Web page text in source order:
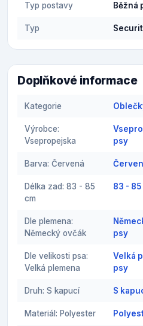
Typ postavy Běžná
Typ
Doplňkové informace
Kategorie
Výrobce:
Vsepropejska
psy
Barva: Červená
Délka zad: 83 - 85
cm
83 -
Dle plemena:
Německý ovčák
psy
Dle velikosti psa:
Velká plemena
Velká
psy
Druh: S kapucí S
Materiál: Polyester